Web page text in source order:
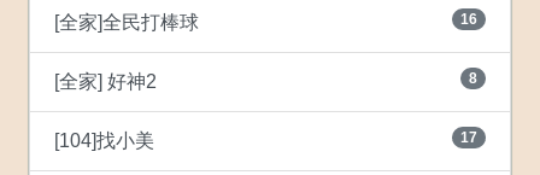
[全家]全民打棒球 16
[全家] 好神2 8
[104]找小美 17